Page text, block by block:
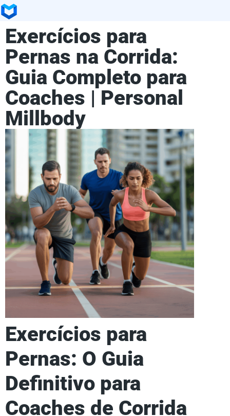
Exercícios para
Pernas na Corrida:
Guia Completo para
Coaches | Personal
Millbody
Exercícios para
Pernas: O Guia
Definitivo para
Coaches de Corrida